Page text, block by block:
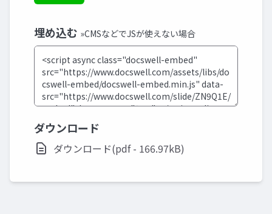
埋め込む »CMSなどでJSが使えない場合
ダウンロード
ダウンロード(pdf - 166.97kB)